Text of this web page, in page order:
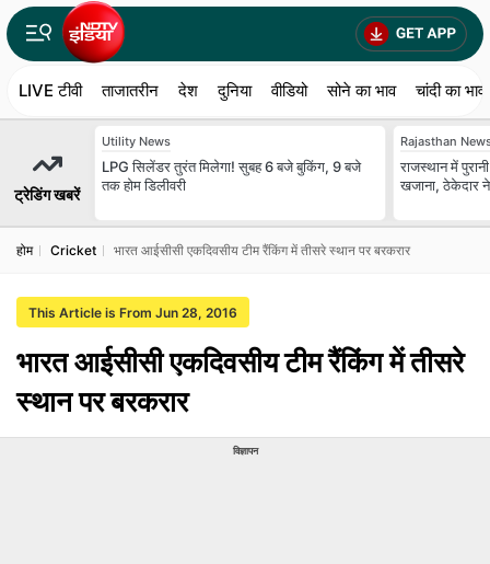
LIVE टीवी ताजातरीन देश दुनिया वीडियो सोने का भाव चांदी का भाव
ट्रेडिंग खबरें
Utility News
LPG सिलेंडर तुरंत मिलेगा! सुबह 6 बजे बुकिंग, 9 बजे
तक होम डिलीवरी
Rajasthan
राजस्थान में
खजाना, ठेकेदार
होम Cricket भारत आईसीसी एकदिवसीय टीम रैंकिंग में तीसरे स्थान पर बरकरार
This Article is From Jun 28, 2016
भारत आईसीसी एकदिवसीय टीम रैंकिंग में तीसरे
स्थान पर बरकरार
विज्ञापन